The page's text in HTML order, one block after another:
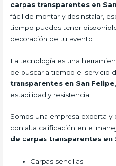
carpas transparentes en
fácil de montar y desinstalar,
tiempo puedes tener
decoración de tu evento.
La tecnología es una
de buscar a tiempo el servicio
transparentes en San Felipe
estabilidad y resistencia.
Somos una empresa experta y
con alta calificación en el
de carpas transparentes en
Carpas sencillas